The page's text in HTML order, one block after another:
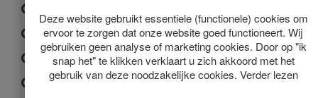
Drontal Kat
Drontal Pup
Effipro Spot On Kat